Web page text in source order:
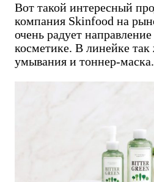
Вот такой интересный
компания Skinfood на
очень радует
косметике. В линейке так
умывания и тоннер-маска.